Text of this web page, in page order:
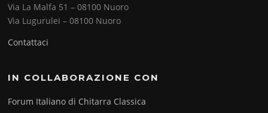
Via La Malfa 51 – 08100 Nuoro
Via Lugurulei – 08100 Nuoro
Contattaci
IN COLLABORAZIONE CON
Forum Italiano di Chitarra Classica